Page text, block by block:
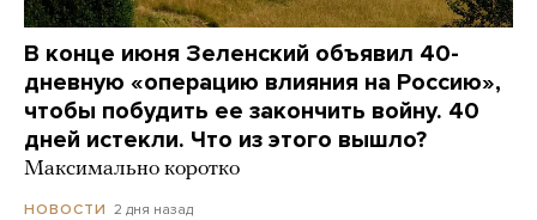
В конце июня Зеленский объявил 40-
дневную «операцию влияния на Россию»,
чтобы побудить ее закончить войну. 40
дней истекли. Что из этого вышло?
Максимально коротко
НОВОСТИ 2 дня назад